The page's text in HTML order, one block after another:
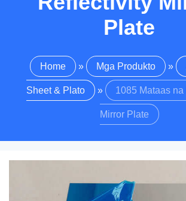
Plate
Home » Mga Produkto »
Sheet & Plato » 1085 Mataas
Mirror Plate